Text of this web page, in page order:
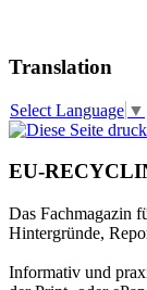
Translation
Select Language ▼
EU-
Das Fachmagazin
Hintergründe,
Informativ und